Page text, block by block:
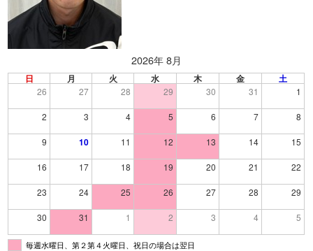
2026年 8月
日 月 火 水 木 金 土
26 27 28 29 30 31 1
2 3 4 5 6 7 8
9 10 11 12 13 14 15
16 17 18 19 20 21 22
23 24 25 26 27 28 29
30 31 1 2 3 4 5
毎週水曜日、第２第４火曜日、祝日の場合は翌日